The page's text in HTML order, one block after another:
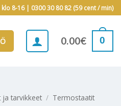
klo 8-16 | 0300 30 80 82 (59 cent / min)
0.00€ 0
ja tarvikkeet / Termostaatit